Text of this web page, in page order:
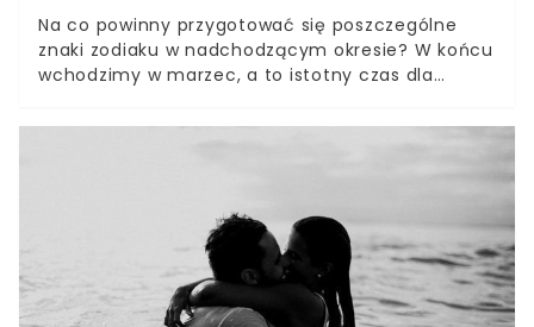
Na co powinny przygotować się poszczególne
znaki zodiaku w nadchodzącym okresie? W końcu
wchodzimy w marzec, a to istotny czas dla
ekspertka znana pod pseudonimem Merkurja,